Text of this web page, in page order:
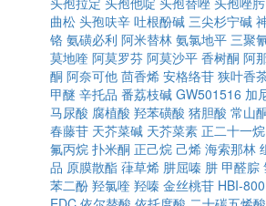
曲松 头孢呋辛 吐根酚碱 三尖杉宁碱
铬 氨磺必利 阿米替林 氨氯地平 三聚
莫地喹 阿莫罗芬 阿莫沙平 香树酮 阿
酮 阿奈可他 茴香烯 安格络苷 狭叶香
甲醚 辛托品 番荔枝碱 GW501516 加
马尿酸 腐植酸 羟苯磺酸 猪胆酸 常山
春藤苷 天芥菜碱 天芥菜素 正二十一烷
氟丙烷 扑米酮 正己烷 己烯 海索那林
品 原膜散酯 葎草烯 肼屈嗪 肼 甲醛腙
苯二酚 羟氯喹 羟嗪 金丝桃苷 HBI-800